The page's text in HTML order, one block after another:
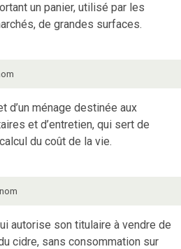
un panier, utilisé par les
de grandes surfaces.
d’un ménage destinée aux
et d’entretien, qui sert de
du coût de la vie.
nom
autorise son titulaire à vendre de
cidre, sans consommation sur